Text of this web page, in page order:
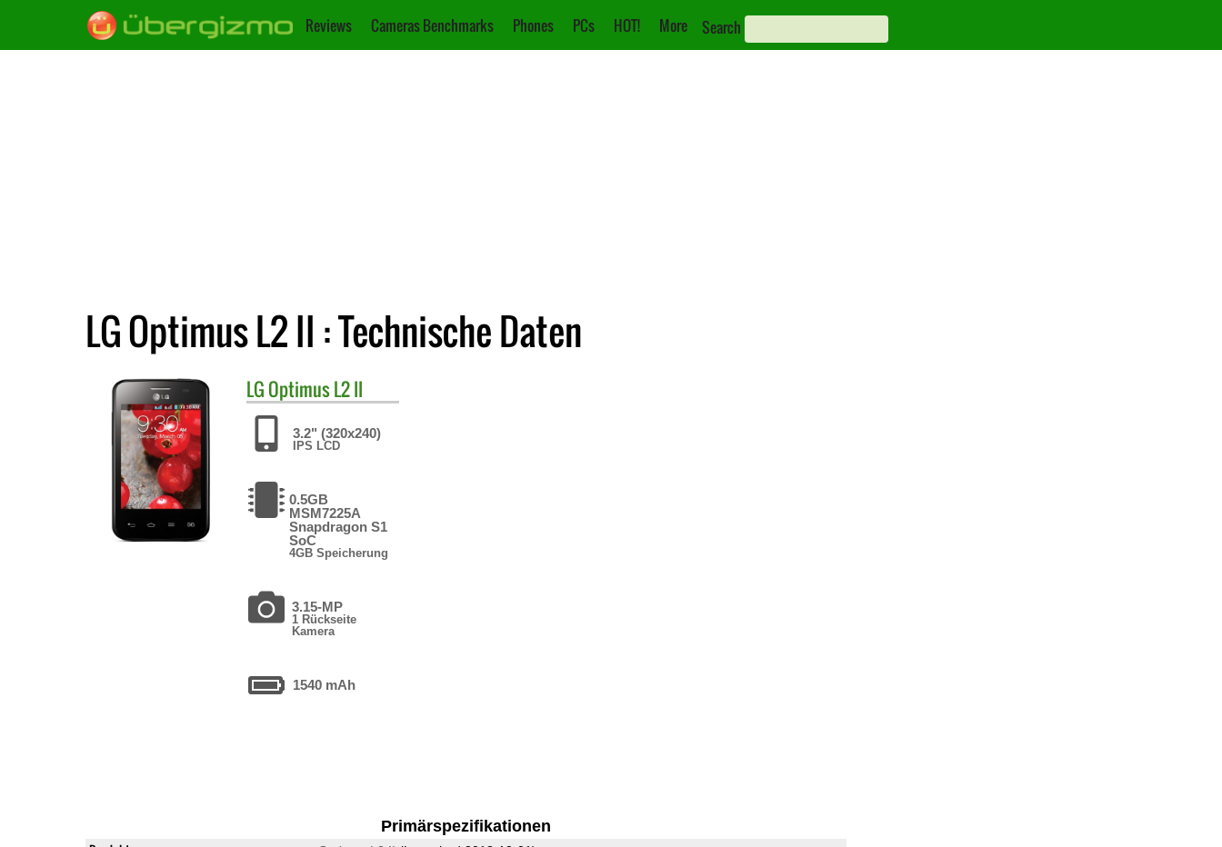
Reviews Cameras Benchmarks Phones PCs HOT! More Search
LG Optimus L2 II : Technische Daten
LG Optimus L2 II
3.2" (320x240)
IPS LCD
0.5GB
MSM7225A
Snapdragon S1
SoC
4GB Speicherung
3.15-MP
1 Rückseite
Kamera
1540 mAh
Primärspezifikationen